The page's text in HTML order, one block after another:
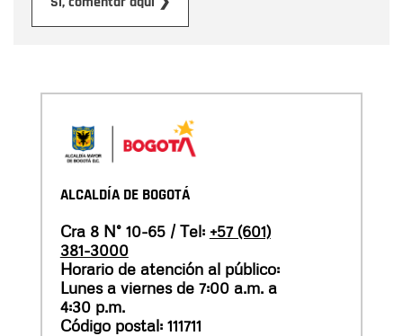
ALCALDÍA DE BOGOTÁ
Cra 8 N° 10-65 / Tel: +57 (601)
381-3000
Horario de atención al público:
Lunes a viernes de 7:00 a.m. a
4:30 p.m.
Código postal: 111711